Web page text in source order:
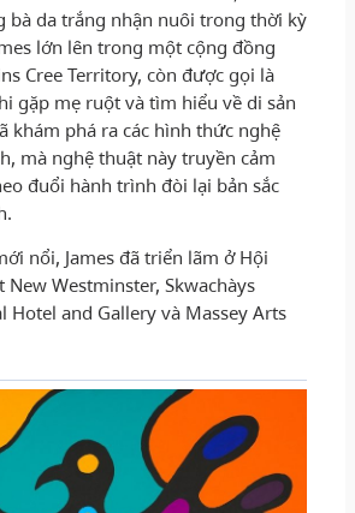
bà da trắng nhận nuôi trong thời kỳ
lớn lên trong một cộng đồng
Cree Territory, còn được gọi là
gặp mẹ ruột và tìm hiểu về di sản
khám phá ra các hình thức nghệ
mà nghệ thuật này truyền cảm
đuổi hành trình đòi lại bản sắc
nổi, James đã triển lãm ở Hội
Westminster, Skwachàys
Hotel and Gallery và Massey Arts